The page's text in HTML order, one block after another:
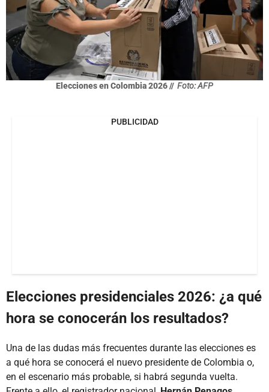
Elecciones en Colombia 2026 // Foto: AFP
PUBLICIDAD
Elecciones presidenciales 2026: ¿a qué
hora se conocerán los resultados?
Una de las dudas más frecuentes durante las elecciones es
a qué hora se conocerá el nuevo presidente de Colombia o,
en el escenario más probable, si habrá segunda vuelta.